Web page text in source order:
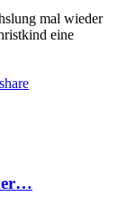
mal wieder
eine